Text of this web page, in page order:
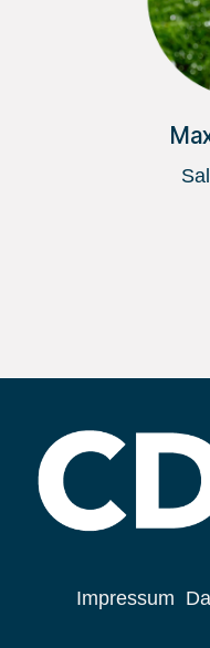
Impressum